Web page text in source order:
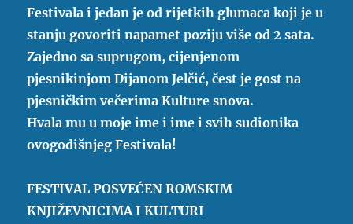
Festivala i jedan je od rijetkih glumaca koji je u
stanju govoriti napamet poziju više od 2 sata.
Zajedno sa suprugom, cijenjenom
pjesnikinjom Dijanom Jelčić, čest je gost na
pjesničkim večerima Kulture snova.
Hvala mu u moje ime i ime i svih sudionika
ovogodišnjeg Festivala!
FESTIVAL POSVEĆEN ROMSKIM
KNJIŽEVNICIMA I KULTURI